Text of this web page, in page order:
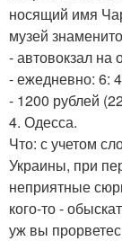
носящий имя
музей
- автовокзал на
- ежедневно: 6:
- 1200 рублей
4. Одесса.
Что: с учетом
Украины, при
неприятные
кого-то -
уж вы